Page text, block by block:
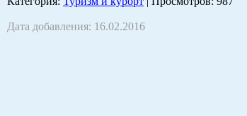
Дата добавления: 16.02.2016